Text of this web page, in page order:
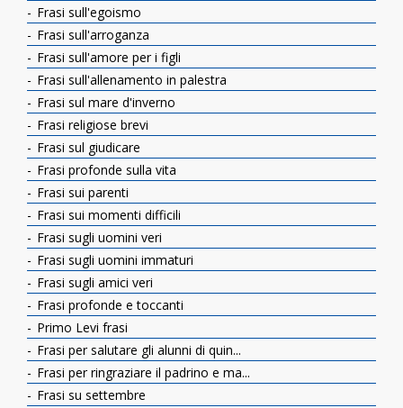
Frasi sull'egoismo
Frasi sull'arroganza
Frasi sull'amore per i figli
Frasi sull'allenamento in palestra
Frasi sul mare d'inverno
Frasi religiose brevi
Frasi sul giudicare
Frasi profonde sulla vita
Frasi sui parenti
Frasi sui momenti difficili
Frasi sugli uomini veri
Frasi sugli uomini immaturi
Frasi sugli amici veri
Frasi profonde e toccanti
Primo Levi frasi
Frasi per salutare gli alunni di quin...
Frasi per ringraziare il padrino e ma...
Frasi su settembre